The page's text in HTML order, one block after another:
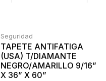
Seguridad
TAPETE ANTIFATIGA
(USA) T/DIAMANTE
NEGRO/AMARILLO 9/16”
X 36” X 60”